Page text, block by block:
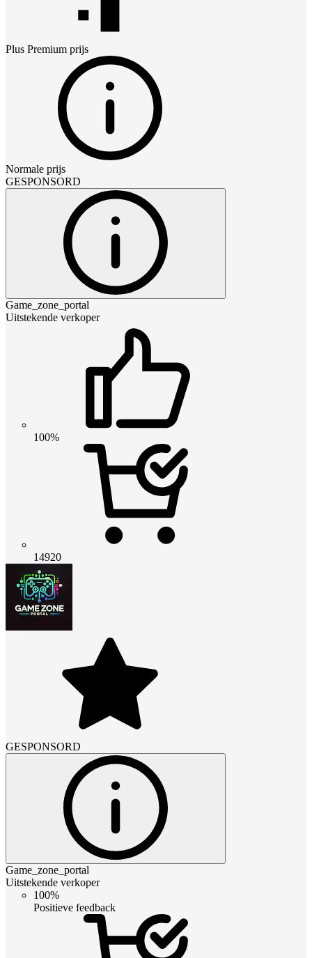
Plus Premium prijs
Normale prijs
GESPONSORD
Game_zone_portal
Uitstekende verkoper
100%
14920
GESPONSORD
Game_zone_portal
Uitstekende verkoper
100%
Positieve feedback